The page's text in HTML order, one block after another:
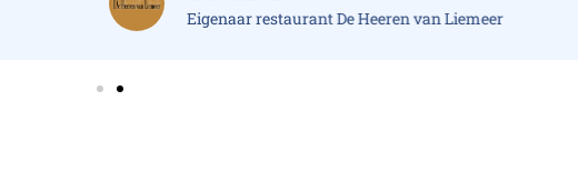
Eigenaar restaurant De Heeren van Liemeer